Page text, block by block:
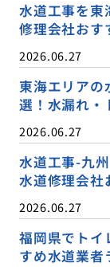
水道工事を東
修理会社おす
2026.06.27
東海エリアの
選！水漏れ・
2026.06.27
水道工事-九
水道修理会社
2026.06.27
福岡県でトイ
すめ水道業